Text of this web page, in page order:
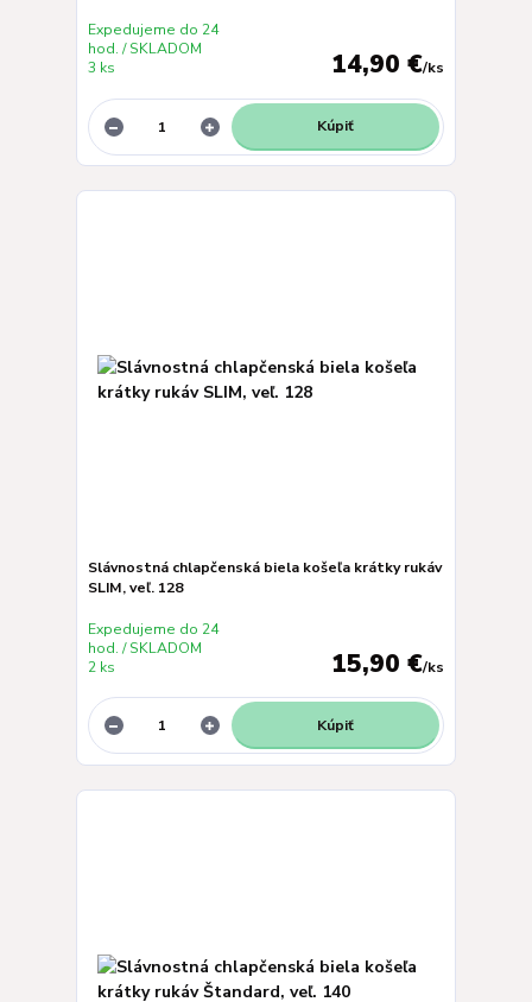
14,90 €/ks
Expedujeme do 24
hod. / SKLADOM
3 ks
Kúpiť
Slávnostná chlapčenská biela košeľa krátky rukáv
SLIM, veľ. 128
15,90 €/ks
Expedujeme do 24
hod. / SKLADOM
2 ks
Kúpiť